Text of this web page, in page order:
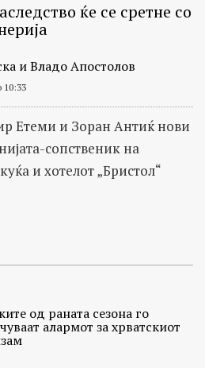
ќе се сретне со
и Владо Апостолов
10:33
Етеми и Зоран Антиќ нови
сопственик на
и хотелот „Бристол“
од раната сезона го
алармот за хрватскиот